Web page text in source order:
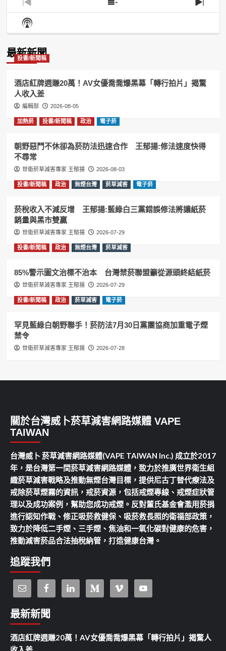
Previous
Episode
Show
Episodes
Next
Show
Podcast
最新新聞
投書/新聞稿
酒店紅牌週賺20萬！AV女優喬喬爆黑幕「轉行拍片」揭驚
人收入差
編輯部 2026-08-05
加熱菸 投書/新聞稿 政治 電子菸
朝野惡鬥不休卻為菸防法迅速合作 王郁揚:修法速度快得
不尋常
世衛菸草減害專家 王郁揚 2026-08-03
投書/新聞稿 政治 無煙台灣 菸草減害 電子菸
菸稅收入不減反增 王郁揚:藍綠白三黨錯誤修法將讓紙菸
銷量與黑市雙贏
世衛菸草減害專家 王郁揚 2026-07-29
投書/新聞稿 政治 無煙台灣 菸草減害
85%警示圖文治標不治本 台灣禁菸聯盟籲從源頭終結紙菸
世衛菸草減害專家 王郁揚 2026-07-29
投書/新聞稿 政治 菸草減害 電子菸
罕見藍綠白朝野聯手！菸防法7月30日黨團協商加重電子煙
禁令
世衛菸草減害專家 王郁揚 2026-07-28
關於台灣威卜菸草減害網路媒體 VAPE
TAIWAN
台灣威卜 菸草減害網路媒體(VAPE TAIWAN Inc.) 成立於2017
年，是台灣第一間菸草減害網路媒體，致力於推廣世界衛生組
織菸草減害戰略及推動無煙台灣目標，提供尼古丁替代療法及
戒除菸草煙霧的資訊，戒菸資源，包括戒煙專線、戒煙症狀管
理以及成功案例，幫助您成功戒煙。反對董氏基金會濫用菸捐
進行認知作戰、修正吸菸救健保、吸菸救長照的衛福部政策，
致力於降低二手煙、三手煙、焦油和一氧化碳對健康的危害，
推動減害菸品合法抽稅納管，打造健康台灣。
追蹤我們
最新新聞
酒店紅牌週賺20萬！AV女優喬喬爆黑幕「轉行拍片」揭驚人